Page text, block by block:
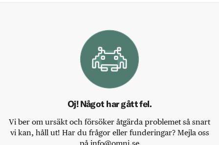
Oj! Något har gått fel.
Vi ber om ursäkt och försöker åtgärda problemet så snart
vi kan, håll ut! Har du frågor eller funderingar? Mejla oss